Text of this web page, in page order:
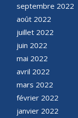
septembre 2022
août 2022
juillet 2022
juin 2022
mai 2022
avril 2022
mars 2022
février 2022
janvier 2022